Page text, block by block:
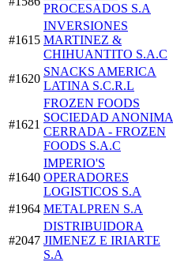
PROCESADOS S.A
#1615
INVERSIONES
MARTINEZ &
CHIHUANTITO S.A.C
#1620
SNACKS AMERICA
LATINA S.C.R.L
#1621
FROZEN FOODS
SOCIEDAD ANONIMA
CERRADA - FROZEN
FOODS S.A.C
#1640
IMPERIO'S
OPERADORES
LOGISTICOS S.A
#1964 METALPREN S.A
#2047
DISTRIBUIDORA
JIMENEZ E IRIARTE
S.A